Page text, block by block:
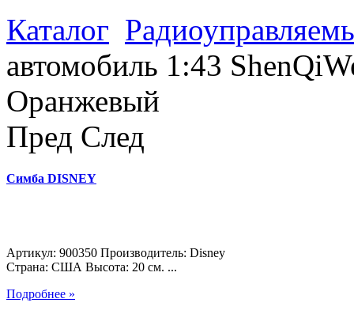
Каталог
автомобиль 1:43
Оранжевый
Пред След
Симба DISNEY
Артикул: 900350 Производитель: Disney
Страна: США Высота: 20 см. ...
Подробнее »